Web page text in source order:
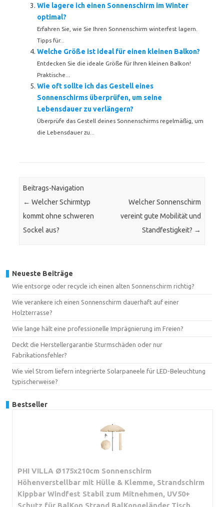
Wie lagere ich einen Sonnenschirm im Winter
optimal?
Erfahren Sie, wie Sie Ihren Sonnenschirm winterfest lagern.
Tipps für...
Welche Größe ist ideal für einen kleinen Balkon?
Entdecken Sie die ideale Größe für Ihren kleinen Balkon!
Praktische...
Wie oft sollte ich das Gestell eines
Sonnenschirms überprüfen, um seine
Lebensdauer zu verlängern?
Überprüfe das Gestell deines Sonnenschirms regelmäßig, um
die Lebensdauer zu...
Beitrags-Navigation
← Welcher Schirmtyp
kommt ohne schweren
Sockel aus?
Welcher Sonnenschirm
vereint gute Mobilität und
Standfestigkeit? →
Neueste Beiträge
Wie entsorge oder recycle ich einen alten Sonnenschirm richtig?
Wie verankere ich einen Sonnenschirm dauerhaft auf einer
Holzterrasse?
Wie lange hält eine professionelle Imprägnierung im Freien?
Deckt die Herstellergarantie Sturmschäden oder nur
Fabrikationsfehler?
Wie viel Strom liefern integrierte Solarpaneele für LED-Beleuchtung
typischerweise?
Bestseller
PHI VILLA Ø175x210cm Sonnenschirm
Höhenverstellbar mit Hülle & Klemme, Strandschirm
Kippbar Windfest Stabil zum Mitnehmen, UV50+
Schutz für BalKon Strand BalKongeländer Tisch,